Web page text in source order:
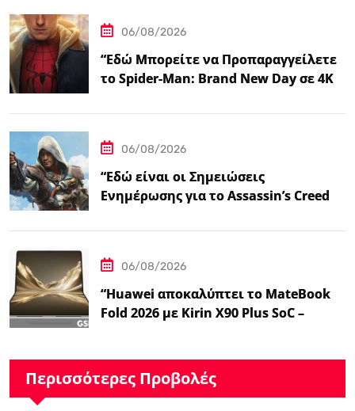
06/08/2026
“Εδώ Μπορείτε να Προπαραγγείλετε
το Spider-Man: Brand New Day σε 4K
06/08/2026
“Εδώ είναι οι Σημειώσεις
Ενημέρωσης για το Assassin’s Creed
06/08/2026
“Huawei αποκαλύπτει το MateBook
Fold 2026 με Kirin X90 Plus SoC –
Περισσότερες Προβολές